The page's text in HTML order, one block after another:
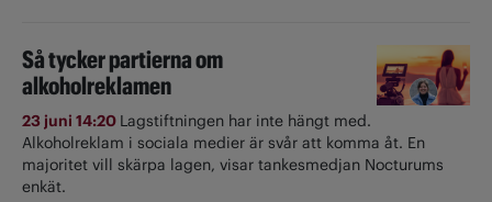
Så tycker partierna om
alkoholreklamen
23 juni 14:20 Lagstiftningen har inte hängt med.
Alkoholreklam i sociala medier är svår att komma åt. En
majoritet vill skärpa lagen, visar tankesmedjan Nocturums
enkät.